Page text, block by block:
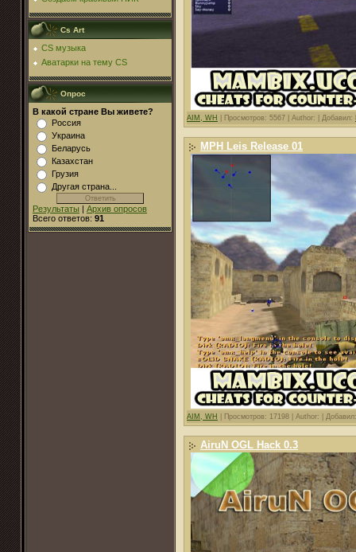
Cs Art
CS музыка
Аватарки на тему CS
Опрос
В какой стране Вы живете?
Россия
Украина
Беларусь
Казахстан
Грузия
Другая страна...
Результаты | Архив опросов
Всего ответов: 91
AIM, WH Просмотров: 5567 | Author: | Добавил:
MPH Leis Release 01
AIM, WH Просмотров: 17198 | Author: |
AiruN OGL Hack 0.3